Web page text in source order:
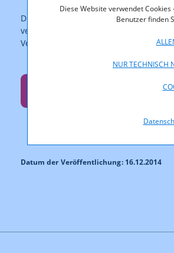
Diese Website verwendet
Benutzer finden
NUR TECHNISCH
Die Daten stehen über den
verarbeitbaren Formaten (csv, xml,
Verfügung.
Datum der Veröffentlichung: 16.12.2014